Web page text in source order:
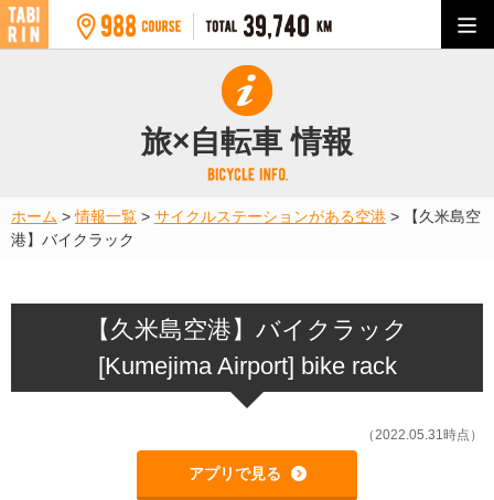
旅×自転車 情報
ホーム >情報一覧 > サイクルステーションがある空港 >
【久米島空
港】バイクラック
【久米島空港】バイクラック
[Kumejima Airport] bike rack
（2022.05.31時点）
アプリで見る